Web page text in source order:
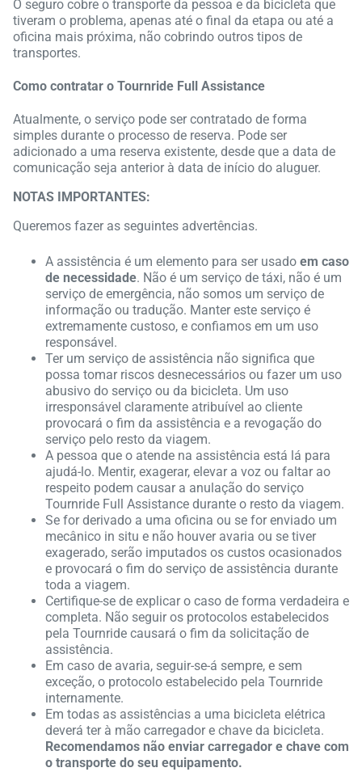
O seguro cobre o transporte da pessoa e da bicicleta que
tiveram o problema, apenas até o final da etapa ou até a
oficina mais próxima, não cobrindo outros tipos de
transportes.
Como contratar o Tournride Full Assistance
Atualmente, o serviço pode ser contratado de forma
simples durante o processo de reserva. Pode ser
adicionado a uma reserva existente, desde que a data de
comunicação seja anterior à data de início do aluguer.
NOTAS IMPORTANTES:
Queremos fazer as seguintes advertências.
A assistência é um elemento para ser usado em caso
de necessidade. Não é um serviço de táxi, não é um
serviço de emergência, não somos um serviço de
informação ou tradução. Manter este serviço é
extremamente custoso, e confiamos em um uso
responsável.
Ter um serviço de assistência não significa que
possa tomar riscos desnecessários ou fazer um uso
abusivo do serviço ou da bicicleta. Um uso
irresponsável claramente atribuível ao cliente
provocará o fim da assistência e a revogação do
serviço pelo resto da viagem.
A pessoa que o atende na assistência está lá para
ajudá-lo. Mentir, exagerar, elevar a voz ou faltar ao
respeito podem causar a anulação do serviço
Tournride Full Assistance durante o resto da viagem.
Se for derivado a uma oficina ou se for enviado um
mecânico in situ e não houver avaria ou se tiver
exagerado, serão imputados os custos ocasionados
e provocará o fim do serviço de assistência durante
toda a viagem.
Certifique-se de explicar o caso de forma verdadeira e
completa. Não seguir os protocolos estabelecidos
pela Tournride causará o fim da solicitação de
assistência.
Em caso de avaria, seguir-se-á sempre, e sem
exceção, o protocolo estabelecido pela Tournride
internamente.
Em todas as assistências a uma bicicleta elétrica
deverá ter à mão carregador e chave da bicicleta.
Recomendamos não enviar carregador e chave com
o transporte do seu equipamento.